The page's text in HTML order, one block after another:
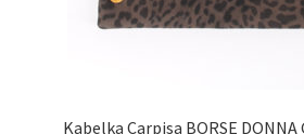
Kabelka Carpisa BORSE DONNA